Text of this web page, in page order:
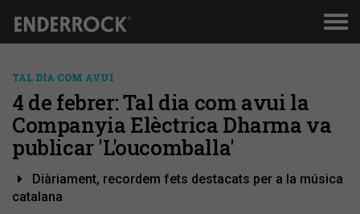
TAL DIA COM AVUI
4 de febrer: Tal dia com avui la
Companyia Elèctrica Dharma va
publicar 'L'oucomballa'
Diàriament, recordem fets destacats per a la música
catalana